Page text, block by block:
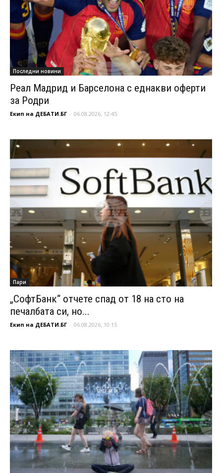
Последни новини
Реал Мадрид и Барселона с еднакви оферти
за Родри
Екип на ДЕБАТИ.БГ - 06.08.2026, 12:45
Пари
„СофтБанк“ отчете спад от 18 на сто на
печалбата си, но...
Екип на ДЕБАТИ.БГ - 06.08.2026, 10:15